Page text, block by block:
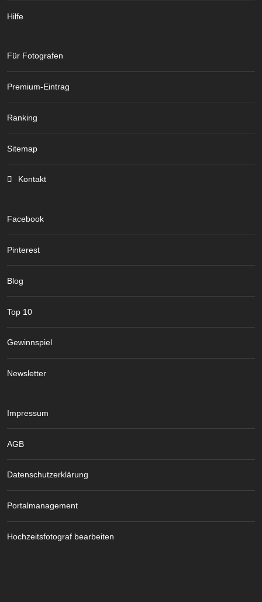
Hilfe
Für Fotografen
Premium-Eintrag
Ranking
Sitemap
Kontakt
Facebook
Pinterest
Blog
Top 10
Gewinnspiel
Newsletter
Impressum
AGB
Datenschutzerklärung
Portalmanagement
Hochzeitsfotograf bearbeiten